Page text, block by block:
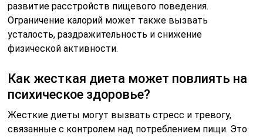
развитие расстройств пищевого поведения.
Ограничение калорий может также вызвать
усталость, раздражительность и снижение
физической активности.
Как жесткая диета может повлиять на
психическое здоровье?
Жесткие диеты могут вызвать стресс и тревогу,
связанные с контролем над потреблением пищи. Это